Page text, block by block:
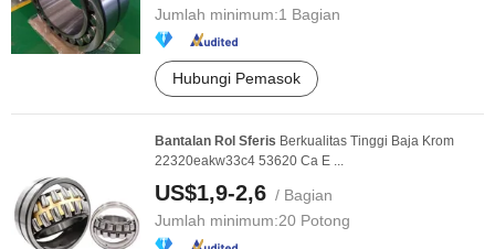
Jumlah minimum:1 Bagian
Hubungi Pemasok
Bantalan Rol Sferis Berkualitas Tinggi Baja Krom
22320eakw33c4 53620 Ca E ...
US$1,9-2,6 / Bagian
Jumlah minimum:20 Potong